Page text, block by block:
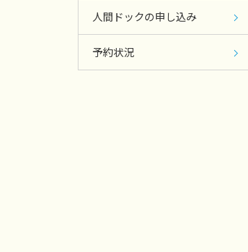
人間ドックの申し込み
予約状況